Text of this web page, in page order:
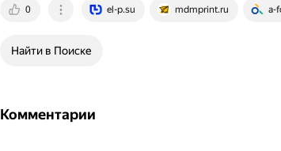
0 el-p.su mdmprint.ru a-
Найти в Поиске
Комментарии